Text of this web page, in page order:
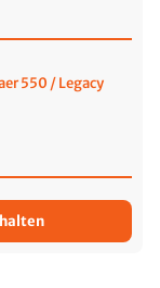
550 / Legacy